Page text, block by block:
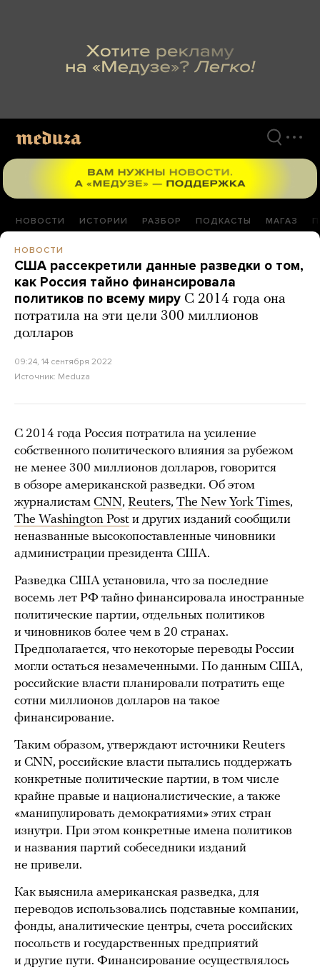
НОВОСТИ ИСТОРИИ РАЗБОР ПОДКАСТЫ МАГАЗ
НОВОСТИ
США рассекретили данные разведки о том,
как Россия тайно финансировала
политиков по всему миру С 2014 года она
потратила на эти цели 300 миллионов
долларов
09:24, 14 сентября 2022
Источник: Meduza
С 2014 года Россия потратила на усиление
собственного политического влияния за рубежом
не менее 300 миллионов долларов, говорится
в обзоре американской разведки. Об этом
журналистам CNN, Reuters, The New York Times,
The Washington Post и других изданий сообщили
неназванные высокопоставленные чиновники
администрации президента США.
Разведка США установила, что за последние
восемь лет РФ тайно финансировала иностранные
политические партии, отдельных политиков
и чиновников более чем в 20 странах.
Предполагается, что некоторые переводы России
могли остаться незамеченными. По данным США,
российские власти планировали потратить еще
сотни миллионов долларов на такое
финансирование.
Таким образом, утверждают источники Reuters
и CNN, российские власти пытались поддержать
конкретные политические партии, в том числе
крайне правые и националистические, а также
«манипулировать демократиями» этих стран
изнутри. При этом конкретные имена политиков
и названия партий собеседники изданий
не привели.
Как выяснила американская разведка, для
переводов использовались подставные компании,
фонды, аналитические центры, счета российских
посольств и государственных предприятий
и другие пути. Финансирование осуществлялось